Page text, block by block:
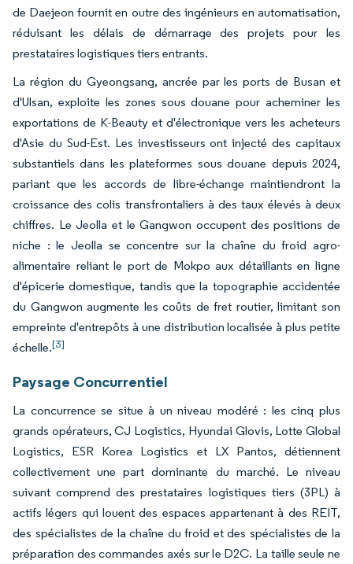
de Daejeon fournit en outre des ingénieurs en automatisation,
réduisant les délais de démarrage des projets pour les
prestataires logistiques tiers entrants.
La région du Gyeongsang, ancrée par les ports de Busan et
d'Ulsan, exploite les zones sous douane pour acheminer les
exportations de K-Beauty et d'électronique vers les acheteurs
d'Asie du Sud-Est. Les investisseurs ont injecté des capitaux
substantiels dans les plateformes sous douane depuis 2024,
pariant que les accords de libre-échange maintiendront la
croissance des colis transfrontaliers à des taux élevés à deux
chiffres. Le Jeolla et le Gangwon occupent des positions de
niche : le Jeolla se concentre sur la chaîne du froid agro-
alimentaire reliant le port de Mokpo aux détaillants en ligne
d'épicerie domestique, tandis que la topographie accidentée
du Gangwon augmente les coûts de fret routier, limitant son
empreinte d'entrepôts à une distribution localisée à plus petite
échelle.[3]
Paysage Concurrentiel
La concurrence se situe à un niveau modéré : les cinq plus
grands opérateurs, CJ Logistics, Hyundai Glovis, Lotte Global
Logistics, ESR Korea Logistics et LX Pantos, détiennent
collectivement une part dominante du marché. Le niveau
suivant comprend des prestataires logistiques tiers (3PL) à
actifs légers qui louent des espaces appartenant à des REIT,
des spécialistes de la chaîne du froid et des spécialistes de la
préparation des commandes axés sur le D2C. La taille seule ne